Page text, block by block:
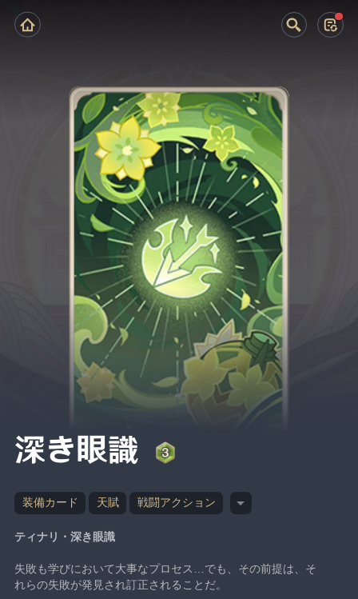
深き眼識
装備カード 天賦 戦闘アクション
ティナリ・深き眼識
失敗も学びにおいて大事なプロセス…でも、その前提は、そ
れらの失敗が発見され訂正されることだ。